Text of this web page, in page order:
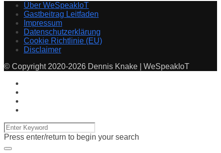
Über WeSpeakIoT
Gastbeitrag Leitfaden
Impressum
Datenschutzerklärung
Cookie Richtlinie (EU)
Disclaimer
© Copyright 2020-2026 Dennis Knake | WeSpeakIoT
Press enter/return to begin your search